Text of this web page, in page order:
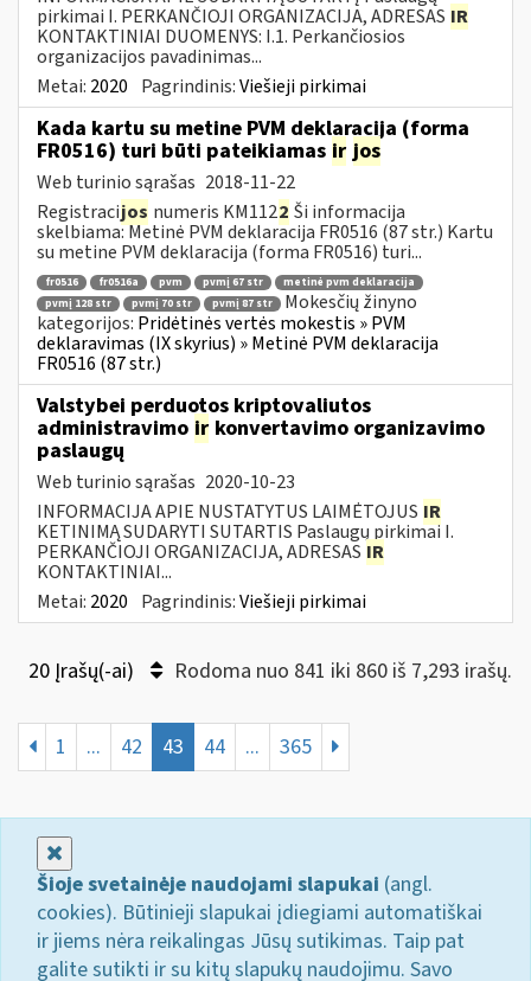
pirkimai I. PERKANČIOJI ORGANIZACIJA, ADRESAS IR
KONTAKTINIAI DUOMENYS: I.1. Perkančiosios
organizacijos pavadinimas...
Metai: 2020 Pagrindinis:Viešieji pirkimai
Kada kartu su metine PVM deklaracija (forma
FR0516) turi būti pateikiamas ir jos
Web turinio sąrašas 2018-11-22
Registracijos numeris KM1122 Ši informacija
skelbiama: Metinė PVM deklaracija FR0516 (87 str.) Kartu
su metine PVM deklaracija (forma FR0516) turi...
fr0516 fr0516a pvm pvmį 67 str
metinė pvm deklaracija
pvmį 128 str
pvmį 70 str pvmį 87 str
Mokesčių žinyno
kategorijos: Pridėtinės vertės mokestis » PVM
deklaravimas (IX skyrius) » Metinė PVM deklaracija
FR0516 (87 str.)
Valstybei perduotos kriptovaliutos
administravimo ir konvertavimo organizavimo
paslaugų
Web turinio sąrašas 2020-10-23
INFORMACIJA APIE NUSTATYTUS LAIMĖTOJUS IR
KETINIMĄ SUDARYTI SUTARTIS Paslaugų pirkimai I.
PERKANČIOJI ORGANIZACIJA, ADRESAS IR
KONTAKTINIAI...
Metai: 2020 Pagrindinis:Viešieji pirkimai
20 Įrašų(-ai) Rodoma nuo 841 iki 860 iš 7,293 irašų.
1 ... 42 43 44 ... 365
Šioje svetainėje naudojami slapukai (angl.
cookies). Būtinieji slapukai įdiegiami automatiškai
ir jiems nėra reikalingas Jūsų sutikimas. Taip pat
galite sutikti ir su kitų slapukų naudojimu. Savo